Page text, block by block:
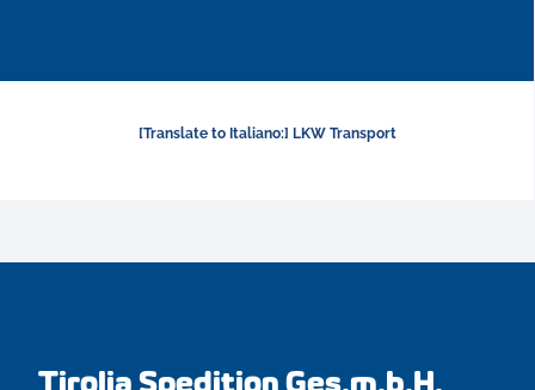
[Translate to Italiano:] LKW Transport
Tirolia Spedition Ges.m.b.H.